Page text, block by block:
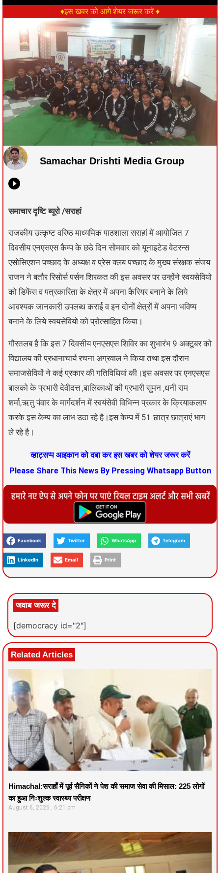
♦इस खबर को आगे शेयर जरूर करें ♦
Samachar Drishti Media Group
समाचार दृष्टि ब्यूरो /सराहां
राजकीय उत्कृष्ट वरिष्ठ माध्यमिक पाठशाला सराहां में आयोजित 7
दिवसीय एनएसएस कैम्प के छठे दिन सोमवार को यूनाइटेड वेटरन्स
एसोसिएशन पच्छाद के अध्यक्ष व प्रेस क्लब पच्छाद के मुख्य संरक्षक संजय
राजन ने बतौर रिसोर्स पर्सन शिरकत की इस अवसर पर उन्होंने स्वयसेवियो
को डिफेंस व पत्रकारिता के क्षेत्र में अपना कैरियर बनाने के लिये
आवश्यक जानकारी उपलब्ध कराई व इन दोनों क्षेत्रों में अपना भविष्य
बनाने के लिये स्वयसेवियो को प्रोत्साहित किया।
गौरतलब है कि इस 7 दिवसीय एनएसएस शिविर का शुभारंभ 9 अक्टूबर को
विद्यालय की प्रधानाचार्य रचना अग्रवाल ने किया तथा इस दौरान
समाजसेवियों ने कई प्रकार की गतिविधियां की।इस अवसर पर एनएसएस
बालको के प्रभारी देवीदत्त ,बालिकाओं की प्रभारी सुमन ,धनी राम
शर्मा,ऋतु पंवार के मार्गदर्शन में स्वयंसेवी विभिन्न प्रकार के क्रियाकलाप
करके इस केम्प का लाभ उठा रहे है।इस केम्प में 51 छात्र छात्राएं भाग
ले रहे है।
व्हाट्सप्प आइकान को दबा कर इस खबर को शेयर जरूर करें
Please Share This News By Pressing Whatsapp Button
Facebook Twitter WhatsApp Telegram
LinkedIn Email Print
जवाब जरूर दे
[democracy id="2"]
Related Articles
Himachal:सराहाँ में पूर्व सैनिकों ने पेश की समाज सेवा की मिसाल: 225 लोगों
का हुआ निःशुल्क स्वास्थ्य परीक्षण
August 6, 2026 6:21 pm